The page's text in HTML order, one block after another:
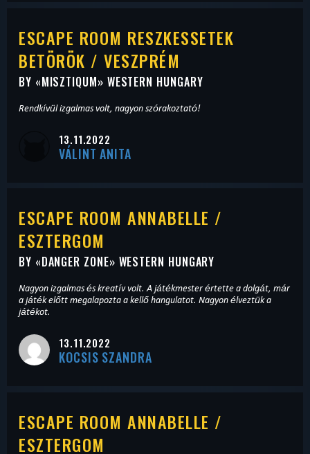
ESCAPE ROOM RESZKESSETEK
BETÖRÖK / VESZPRÉM
BY «MISZTIQUM» WESTERN HUNGARY
Rendkívül izgalmas volt, nagyon szórakoztató!
13.11.2022
VÁLINT ANITA
ESCAPE ROOM ANNABELLE /
ESZTERGOM
BY «DANGER ZONE» WESTERN HUNGARY
Nagyon izgalmas és kreatív volt. A játékmester értette a dolgát, már
a játék előtt megalapozta a kellő hangulatot. Nagyon élveztük a
játékot.
13.11.2022
KOCSIS SZANDRA
ESCAPE ROOM ANNABELLE /
ESZTERGOM